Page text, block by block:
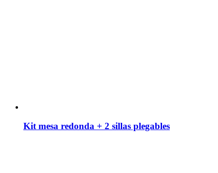
Kit mesa redonda + 2 sillas plegables